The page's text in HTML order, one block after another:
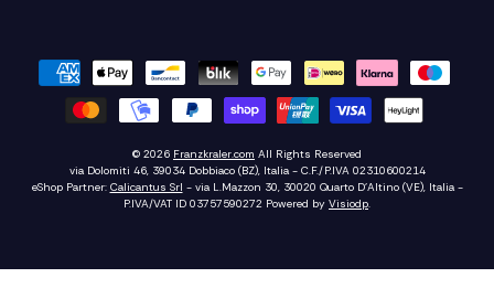
© 2026 Franzkraler.com All Rights Reserved
via Dolomiti 46, 39034 Dobbiaco (BZ), Italia - C.F./P.IVA 02310600214
eShop Partner: Calicantus Srl - via L.Mazzon 30, 30020 Quarto D'Altino (VE), Italia -
P.IVA/VAT ID 03757590272 Powered by Visiodp.